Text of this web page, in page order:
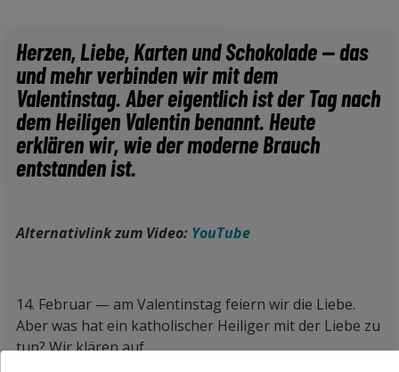
Herzen, Liebe, Karten und Schokolade — das
und mehr verbinden wir mit dem
Valentinstag. Aber eigentlich ist der Tag nach
dem Heiligen Valentin benannt. Heute
erklären wir, wie der moderne Brauch
entstanden ist.
Alternativlink zum Video: YouTube
14. Februar —am Valentinstag feiern wir die Liebe.
Aber was hat ein katholischer Heiliger mit der Liebe zu
tun? Wir klären auf.